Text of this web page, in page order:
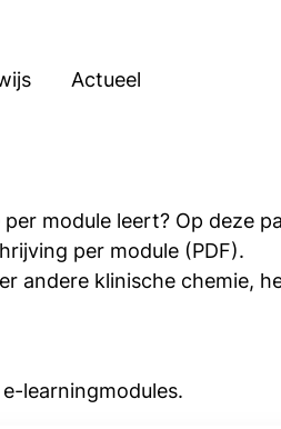
Actueel
module leert? Op deze
per module (PDF).
andere klinische chemie,
learningmodules.